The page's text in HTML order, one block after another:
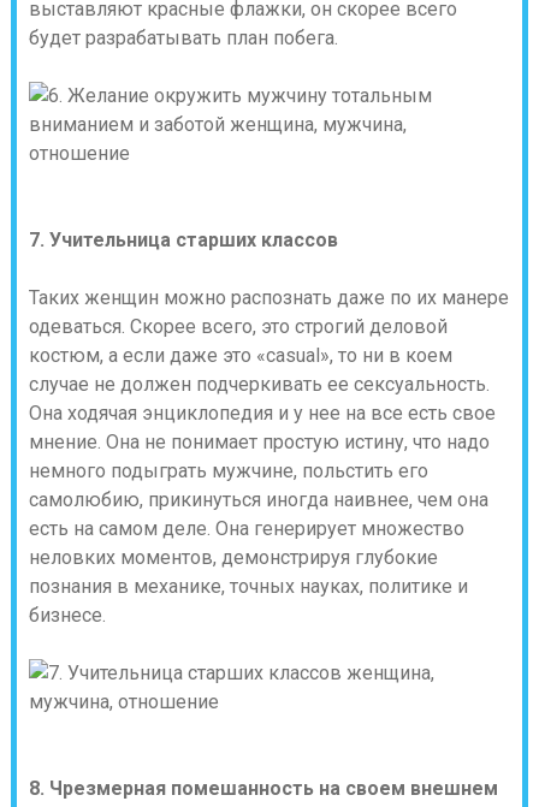
выставляют красные флажки, он скорее всего
будет разрабатывать план побега.
7. Учительница старших классов
Таких женщин можно распознать даже по их манере
одеваться. Скорее всего, это строгий деловой
костюм, а если даже это «casual», то ни в коем
случае не должен подчеркивать ее сексуальность.
Она ходячая энциклопедия и у нее на все есть свое
мнение. Она не понимает простую истину, что надо
немного подыграть мужчине, польстить его
самолюбию, прикинуться иногда наивнее, чем она
есть на самом деле. Она генерирует множество
неловких моментов, демонстрируя глубокие
познания в механике, точных науках, политике и
бизнесе.
8. Чрезмерная помешанность на своем внешнем